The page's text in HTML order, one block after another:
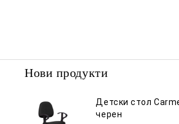
Нови продукти
Детски стол
черен